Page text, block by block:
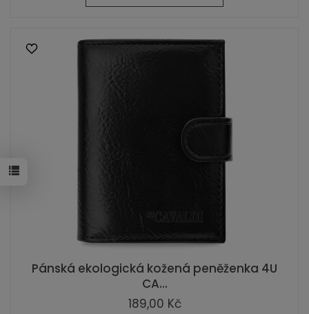
Pánská ekologická kožená peněženka 4U
CA...
189,00 Kč